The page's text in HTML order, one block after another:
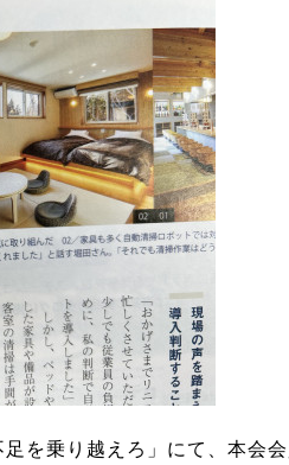
を乗り越えろ」にて、本会